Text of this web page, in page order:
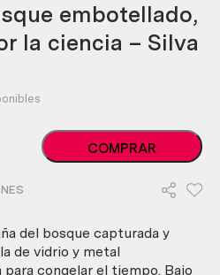
embotellado,
la ciencia – Silva
Criatura
del
conocido
por
la
COMPRAR
del bosque capturada y
de vidrio y metal
congelar el tiempo. Bajo